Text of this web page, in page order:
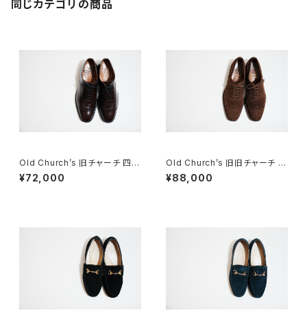
同じカテゴリの商品
Old Church’s 旧チャーチ 四都
市 BELMONTパンチドキャップ
トウ 85G
¥72,000
Old Church’s 旧旧チャーチ 二
都市 Buck 85D
¥88,000